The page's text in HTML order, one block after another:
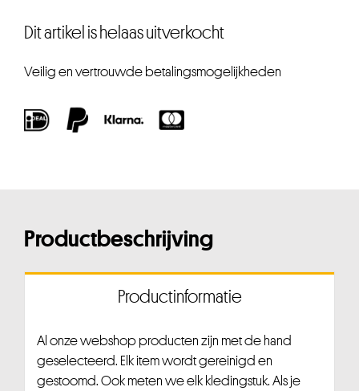
Dit artikel is helaas uitverkocht
Veilig en vertrouwde betalingsmogelijkheden
Productbeschrijving
Productinformatie
Al onze webshop producten zijn met de hand
geselecteerd. Elk item wordt gereinigd en
gestoomd. Ook meten we elk kledingstuk. Als je